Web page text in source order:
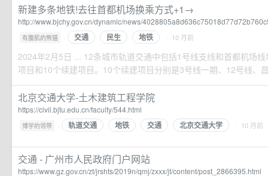
新建多条地铁!去往首都机场换乘方式+1→
http://www.bjchy.gov.cn/dynamic/news/
有腹肌的熊猫 · 交通 民生 地铁 · 10 月前
2024年2月5日 ... 12条城市轨道交通中包括1号线支线和首都机场
项目和10个续建项目。10个续建项目分别是3号线一期、12号线、
北京交通大学-土木建筑工程学院
https://civil.bjtu.edu.cn/faculty/544.html
博学的领带 · 轨道交通 地铁 交通 北京交通大学 · 10 月前
交通 - 广州市人民政府门户网站
https://www.gz.gov.cn/zt/jrshts/2019n/qmj/zxxx/jt/content/post_2866395.html